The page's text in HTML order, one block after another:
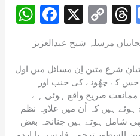
W
h
at
s
A
p
p
F
a
c
e
b
o
o
X C
o
p
y
Li
n
k
s
پنجابیاں مرسلہ شیخ عبدالعزیز
شرع متین اِن مسائل میں اول
کے چھُونے کی جنب اور
صریح واقع ہوئی ہے
ہیں کہ اُن میں علاوہ نظم
شامل ہوتے ہیں چنانچہ بعض